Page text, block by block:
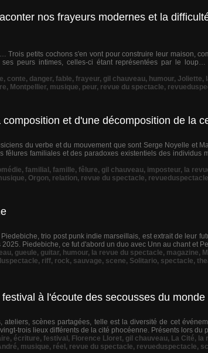
nos frayeurs modernes et la
Trois petits cochons s'en vont pour construire leur maison,
peurs intimes, celles-ci étant représentées par le
, conte, danger, fable, frayeur, gil chauveau, humour, Joliette,
, Montpellier, musique, peur, revue du spectacle,
et d'une décomposition de la
du verbe et du mouvement que sont Serge Noyelle et
fêlures familiales et des paradoxes existentiels des individus
, familial , famille, fêlure, gil chauveau, imposteur, la
, Orgon, relation, revue du spectacle, revueduspectacle
trio post punk indie marseillais, est extrait de leur
Piedebiche, ce fut d'abord un duo avec Unn au chant et
, gueule, guitar, humour, la revue du spectacle, magazine,
, riff, rock, sauvage, scene, Solitario, spectacle,
à l'écoute des secousses du monde
ateliers, scènes partagées, telle est la diversité de cet
trois lieux différents de la cité phocéenne. Présents lors du
, écriture, festival , Florence Lloret, gil chauveau, La Cité, la
, musique, réel , revue du spectacle, revueduspectacle,